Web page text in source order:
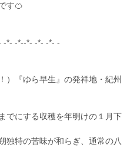
す🍊
-*- -*--*- -*- -*- -
）『ゆら早生』の発祥地・紀州
でにする収穫を年明けの１月下
独特の苦味が和らぎ、通常の八